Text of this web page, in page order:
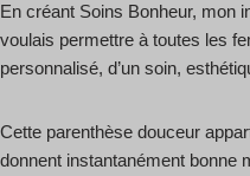
En créant Soins Bonheur, mon
voulais permettre à toutes les
personnalisé, d’un soin,
Cette parenthèse douceur
donnent instantanément bonne